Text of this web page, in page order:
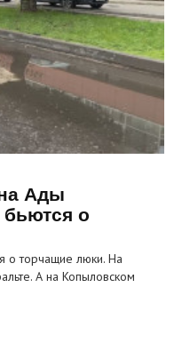
Ады
о
о торчащие люки. На
А на Копыловском